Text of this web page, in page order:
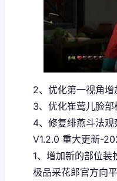
2、优化第一视角增
3、优化崔莺儿脸部
4、修复绯燕斗法观
V1.2.0 重大更新-
1、增加新的部位装
极品采花郎官方向